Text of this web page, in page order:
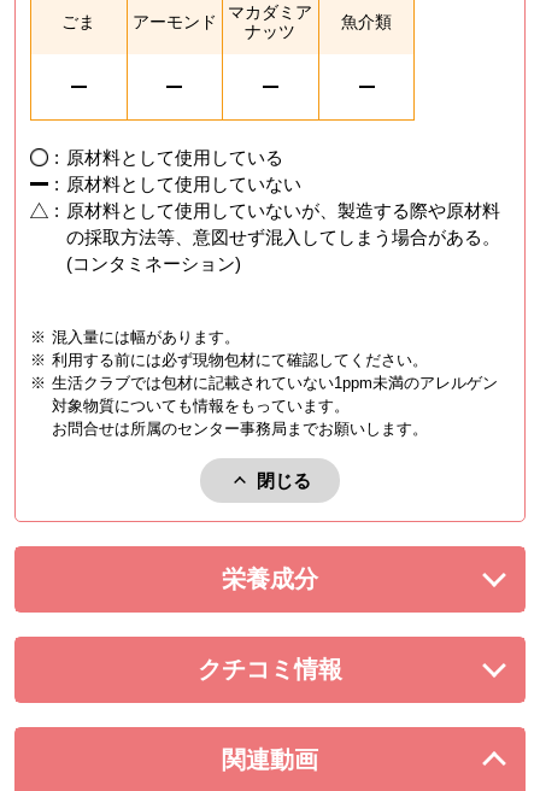
ごま アーモンド
マカダミア
ナッツ
魚介類
: 原材料として使用している
: 原材料として使用していない
: 原材料として使用していないが、製造する際や原材料
の採取方法等、意図せず混入してしまう場合がある。
(コンタミネーション)
※ 混入量には幅があります。
※ 利用する前には必ず現物包材にて確認してください。
※ 生活クラブでは包材に記載されていない1ppm未満のアレルゲン
対象物質についても情報をもっています。
お問合せは所属のセンター事務局までお願いします。
閉じる
アレルゲンを閉じる。
栄養成分を展開する。
クチコミ情報
を展開する。
関連動画を閉じる。